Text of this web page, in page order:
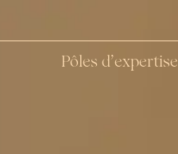
Pôles d’expertise